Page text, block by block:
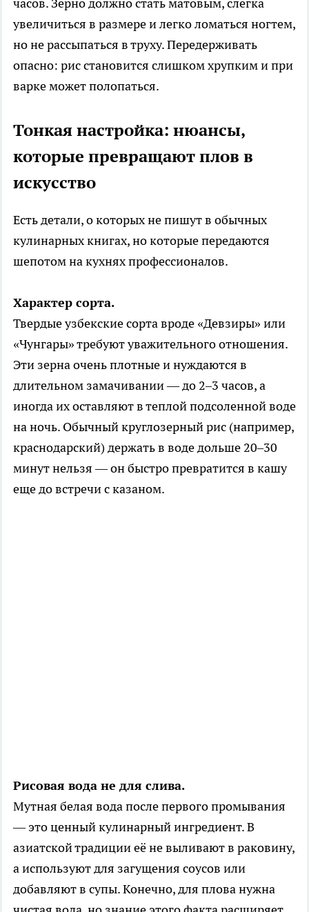
увеличиться в размере и легко ломаться ногтем,
но не рассыпаться в труху. Передерживать
опасно: рис становится слишком хрупким и при
варке может полопаться.
Тонкая настройка: нюансы,
которые превращают плов в
искусство
Есть детали, о которых не пишут в обычных
кулинарных книгах, но которые передаются
шепотом на кухнях профессионалов.
Характер сорта.
Твердые узбекские сорта вроде «Девзиры» или
«Чунгары» требуют уважительного отношения.
Эти зерна очень плотные и нуждаются в
длительном замачивании — до 2–3 часов, а
иногда их оставляют в теплой подсоленной воде
на ночь. Обычный круглозерный рис (например,
краснодарский) держать в воде дольше 20–30
минут нельзя — он быстро превратится в кашу
еще до встречи с казаном.
Рисовая вода не для слива.
Мутная белая вода после первого промывания
— это ценный кулинарный ингредиент. В
азиатской традиции её не выливают в раковину,
а используют для загущения соусов или
добавляют в супы. Конечно, для плова нужна